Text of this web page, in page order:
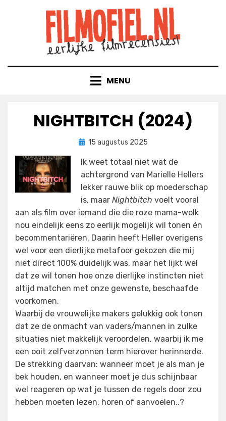
MENU
NIGHTBITCH (2024)
doorFilmofiel.nl
Geplaatst
15 augustus 2025
Ik weet totaal niet wat de
achtergrond van Marielle Hellers
lekker rauwe blik op moederschap
is, maar Nightbitch voelt vooral
aan als film over iemand die die roze mama-wolk
nou eindelijk eens zo eerlijk mogelijk wil tonen én
becommentariëren. Daarin heeft Heller overigens
wel voor een dierlijke metafoor gekozen die mij
niet direct 100% duidelijk was, maar het lijkt wel
dat ze wil tonen hoe onze dierlijke instincten niet
altijd matchen met onze gewenste, beschaafde
voorkomen.
Waarbij de vrouwelijke makers gelukkig ook tonen
dat ze de onmacht van vaders/mannen in zulke
situaties niet makkelijk veroordelen, waarbij ik me
een ooit zelfverzonnen term hierover herinnerde.
De strekking daarvan: wanneer moet je als man je
bek houden, en wanneer moet je dus schijnbaar
wel reageren op wat je tussen de regels door zou
hebben moeten lezen, horen of aanvoelen..?